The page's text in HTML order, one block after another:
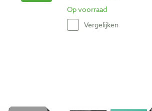
Op voorraad
Vergelijken